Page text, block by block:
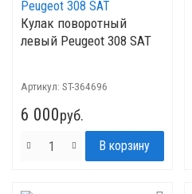
Кулак поворотный
левый Peugeot 308 SAT
Артикул: ST-364696
6 000руб.